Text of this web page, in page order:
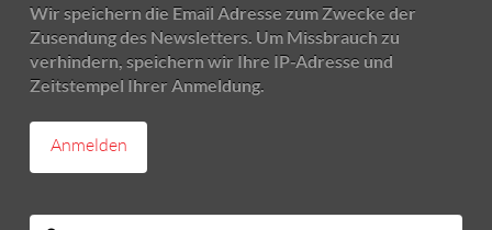
Wir speichern die Email Adresse zum Zwecke der
Zusendung des Newsletters. Um Missbrauch zu
verhindern, speichern wir Ihre IP-Adresse und
Zeitstempel Ihrer Anmeldung.